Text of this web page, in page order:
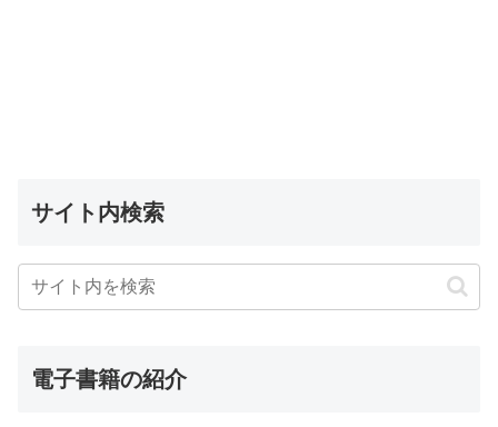
サイト内検索
電子書籍の紹介